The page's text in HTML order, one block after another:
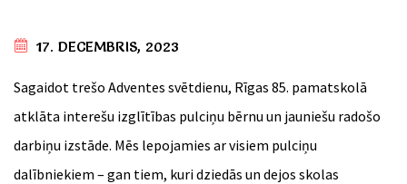
17. DECEMBRIS, 2023
Sagaidot trešo Adventes svētdienu, Rīgas 85. pamatskolā
atklāta interešu izglītības pulciņu bērnu un jauniešu radošo
darbiņu izstāde. Mēs lepojamies ar visiem pulciņu
dalībniekiem – gan tiem, kuri dziedās un dejos skolas